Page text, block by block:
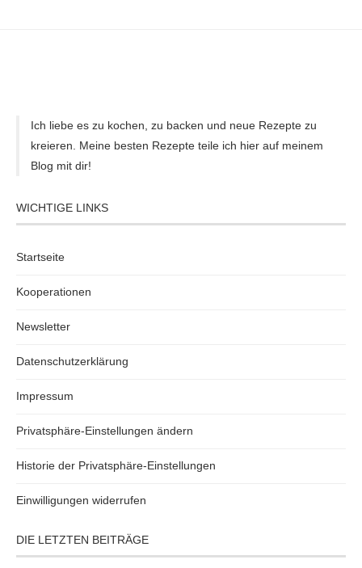
Ich liebe es zu kochen, zu backen und neue Rezepte zu
kreieren. Meine besten Rezepte teile ich hier auf meinem
Blog mit dir!
WICHTIGE LINKS
Startseite
Kooperationen
Newsletter
Datenschutzerklärung
Impressum
Privatsphäre-Einstellungen ändern
Historie der Privatsphäre-Einstellungen
Einwilligungen widerrufen
DIE LETZTEN BEITRÄGE